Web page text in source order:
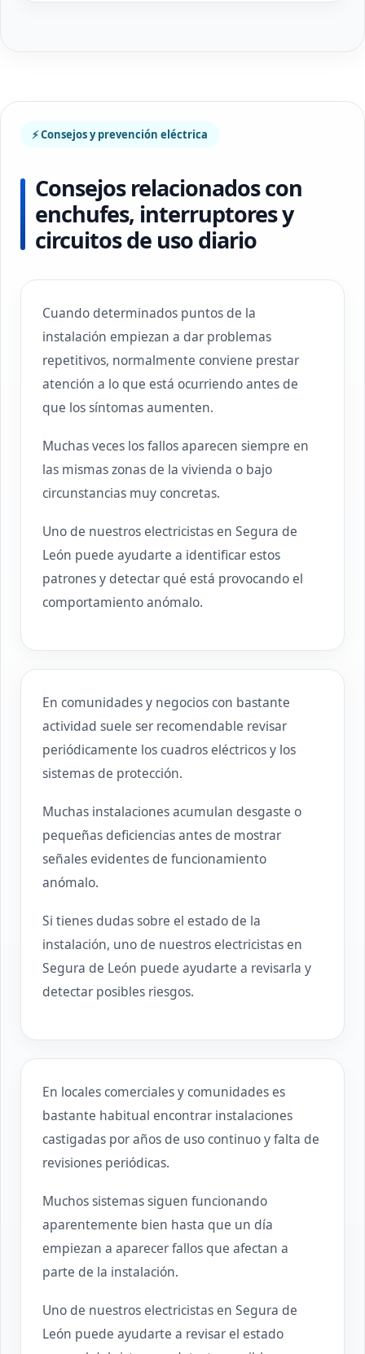
⚡ Consejos y prevención eléctrica
Consejos relacionados con
enchufes, interruptores y
circuitos de uso diario
Cuando determinados puntos de la
instalación empiezan a dar problemas
repetitivos, normalmente conviene prestar
atención a lo que está ocurriendo antes de
que los síntomas aumenten.
Muchas veces los fallos aparecen siempre en
las mismas zonas de la vivienda o bajo
circunstancias muy concretas.
Uno de nuestros electricistas en Segura de
León puede ayudarte a identificar estos
patrones y detectar qué está provocando el
comportamiento anómalo.
En comunidades y negocios con bastante
actividad suele ser recomendable revisar
periódicamente los cuadros eléctricos y los
sistemas de protección.
Muchas instalaciones acumulan desgaste o
pequeñas deficiencias antes de mostrar
señales evidentes de funcionamiento
anómalo.
Si tienes dudas sobre el estado de la
instalación, uno de nuestros electricistas en
Segura de León puede ayudarte a revisarla y
detectar posibles riesgos.
En locales comerciales y comunidades es
bastante habitual encontrar instalaciones
castigadas por años de uso continuo y falta de
revisiones periódicas.
Muchos sistemas siguen funcionando
aparentemente bien hasta que un día
empiezan a aparecer fallos que afectan a
parte de la instalación.
Uno de nuestros electricistas en Segura de
León puede ayudarte a revisar el estado